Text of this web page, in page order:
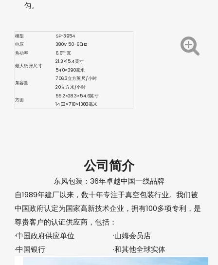
匀。
模型
SP-3954
电压
380V 50-60Hz
热功率
6.6千瓦
最大纸张尺寸
21.3×15.4英寸
540×390毫米
泵容量
706.3立方英尺/小时
20立方米/小时
方面
55.2×28.3×54.6英寸
1403×718×1388毫米
公司简介
东风包装：36年卓越中国一线品牌
自1989年建厂以来，数十年专注于真空包装行业。我们被
中国政府认定为国家高新技术企业，拥有100多项专利，是
尊贵客户的认证供应商，包括：
·中国政府供应单位
·中国银行
·山姆会员店
·和其他全球实体